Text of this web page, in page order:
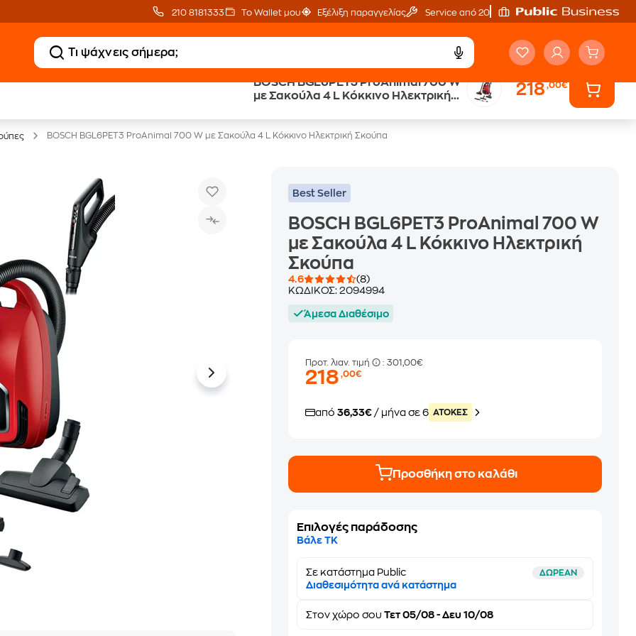
210 8181333 Το Wallet μου Εξέλιξη παραγγελίας Service από 20'
BOSCH BGL6PET3 ProAnimal 700 W
με Σακούλα 4 L Κόκκινο Ηλεκτρική
218,00€
Δωρεάν Μεταφορικά Public επιστροφή €
BOSCH BGL6PET3 ProAnimal 700 W με Σακούλα 4 L Κόκκινο Ηλεκτρική Σκούπα
Best Seller
BOSCH BGL6PET3 ProAnimal 700 W
με Σακούλα 4 L Κόκκινο Ηλεκτρική
Σκούπα
4.6
(8)
ΚΩΔΙΚΟΣ:2094994
Άμεσα Διαθέσιμο
Προτ. λιαν. τιμή : 301,00€
218,00€
από36,33€ / μήνα σε 6 ATOKEΣ
Προσθήκη στο καλάθι
Επιλογές παράδοσης
Βάλε ΤΚ
Σε κατάστημα Public ΔΩΡΕΑΝ
Διαθεσιμότητα ανά κατάστημα
Στονχώρο σου Τετ 05/08 - Δευ 10/08